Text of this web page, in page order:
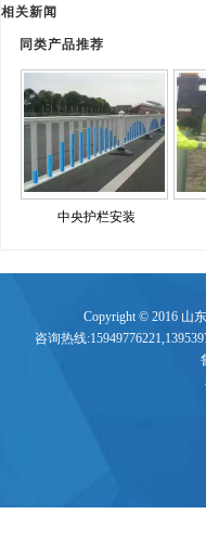
相关新闻
同类产品推荐
中央护栏安装
Copyright © 2016 山
咨询热线